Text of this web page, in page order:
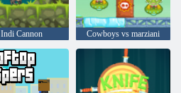
Indi Cannon Cowboys vs marziani